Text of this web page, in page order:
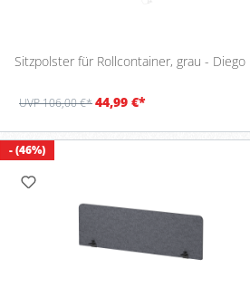
Sitzpolster für Rollcontainer, grau - Diego
UVP 106,00 €*44,99 €*
- (46%)